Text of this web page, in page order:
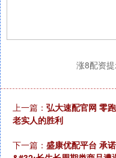
涨8配资
上一篇： 弘大速配官网 零
老实人的胜利
下一篇： 盛康优配平台 承